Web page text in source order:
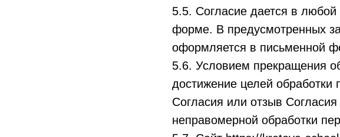
5.5. Согласие дается в
форме. В предусмотренных
оформляется в письменной
5.6. Условием прекращения
достижение целей обработки
Согласия или отзыв
неправомерной обработки